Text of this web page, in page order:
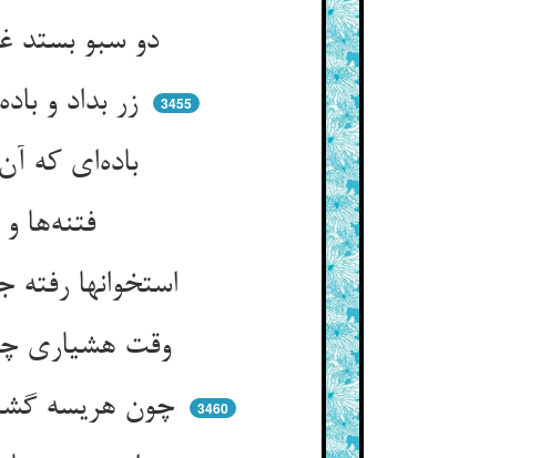
دو سبو بستد غلام و خوش دوید ** در زمان در دیر رهبانان رسید
زر بداد و باده‌ی چون زر خرید ** سنگ داد و در عوض گوهر خرید
3455
باده‌ای که آن بر سر شاهان جهد ** تاج زر بر تارک ساقی نهد
فتنه‌ها و شورها انگیخته ** بندگان و خسروان آمیخته
استخوانها رفته جمله جان شده ** تخت و تخته آن زمان یکسان شده
وقت هشیاری چو آب و روغنند ** وقت مستی هم‌چو جان اندر تنند
چون هریسه گشته آنجا فرق نیست ** نیست فرقی کاندر آنجا غرق نیست
3460